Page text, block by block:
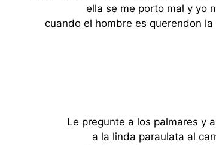
ella se me porto mal y yo
cuando el hombre es querendon
Le pregunte a los palmares y
a la linda paraulata al